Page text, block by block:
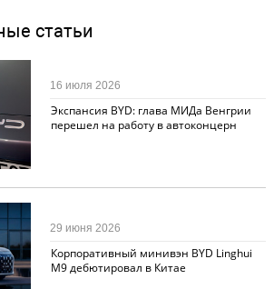
статьи
Экспансия BYD: глава МИДа Венгрии
перешел на работу в автоконцерн
16 июля 2026
Корпоративный минивэн BYD Linghui
M9 дебютировал в Китае
29 июня 2026